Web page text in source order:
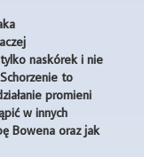
naskórek i nie
to
promieni
w innych
Bowena oraz jak